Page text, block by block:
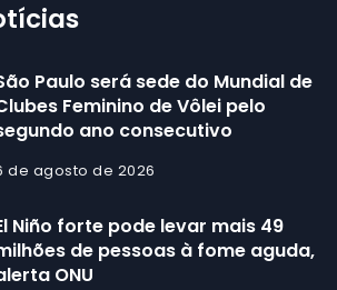
Paulo será sede do Mundial de
Feminino de Vôlei pelo
ano consecutivo
de agosto de 2026
Niño forte pode levar mais 49
de pessoas à fome aguda,
ONU